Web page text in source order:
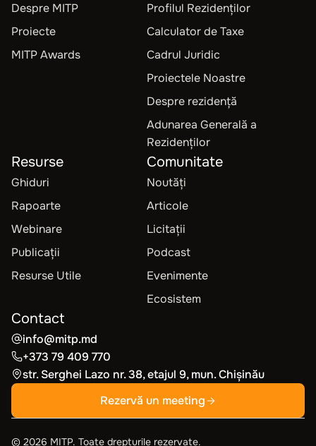
Despre MITP
Proiecte
MITP Awards
Profilul Rezidenților
Calculator de Taxe
Cadrul Juridic
Proiectele Noastre
Despre rezidență
Adunarea Generală a
Rezidenților
Resurse
Ghiduri
Rapoarte
Webinare
Publicații
Resurse Utile
Comunitate
Noutăți
Articole
Licitații
Podcast
Evenimente
Ecosistem
Contact
info@mitp.md
+373 79 409 770
str. Serghei Lazo nr. 38, etajul 9, mun. Chișinău
Rezervă un meeting
© 2026 MITP. Toate drepturile rezervate.